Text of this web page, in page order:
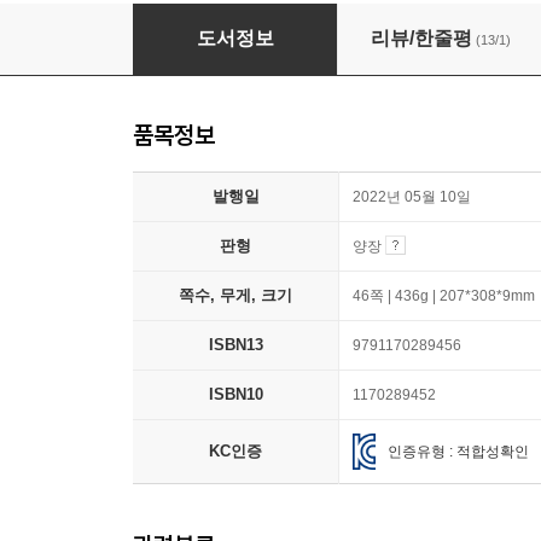
캠핑 좀 하는 고양이 루이
도서정보 리뷰/한줄평 (13/1)
품목정보
발행일 2022년 05월 10일
판형 양장
쪽수, 무게, 크기 46쪽 | 436g | 207*308*9mm
ISBN13 9791170289456
ISBN10 1170289452
KC인증 인증유형 : 적합성확인